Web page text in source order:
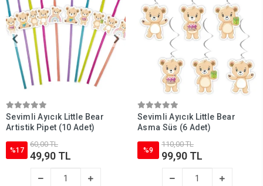
etkinlikler için ideal bir temadır. Sade ama etkileyici detaylarla dolu bu
tasarımlar sayesinde misafirlerinizi hem şaşırtacak hem de mutlu
edeceksiniz.
Ürünlerimiz stoklarla sınırlıdır vehızlı kargo
seçeneği ile Türkiye’nin her
yerine güvenle ulaştırılır. Sevimli Ayıcık parti süslemeleri için hemen Parti
Dükkanım’ı ziyaret edin, unutulmaz bir kutlamaya ilk adımı atın!
Sevimli Ayıcık Little Bear
Artistik Pipet (10 Adet)
%17
60,00 TL
49,90 TL
Sevimli Ayıcık Little Bear
Asma Süs (6 Adet)
%9
110,00 TL
99,90 TL